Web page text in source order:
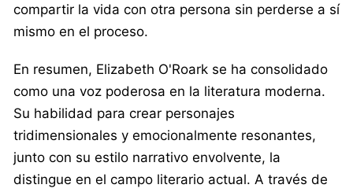
compartir la vida con otra persona sin perderse a sí
mismo en el proceso.
En resumen, Elizabeth O'Roark se ha consolidado
como una voz poderosa en la literatura moderna.
Su habilidad para crear personajes
tridimensionales y emocionalmente resonantes,
junto con su estilo narrativo envolvente, la
distingue en el campo literario actual. A través de